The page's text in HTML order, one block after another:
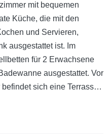
mit bequemen
Küche, die mit den
und Servieren,
ausgestattet ist. Im
für 2 Erwachsene
ausgestattet. Vor
sich eine Terrasse
Satelliten-TV,